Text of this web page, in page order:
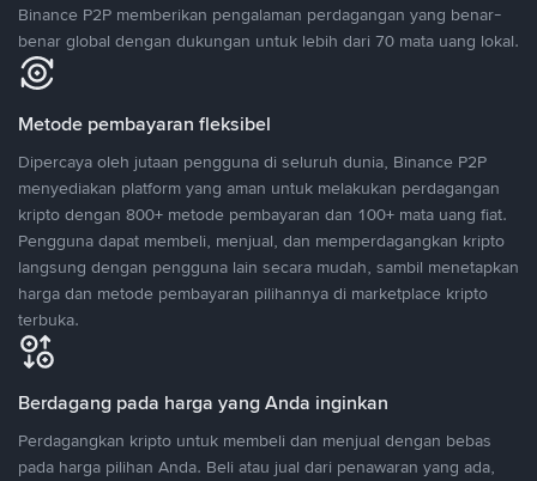
Binance P2P memberikan pengalaman perdagangan yang benar-
benar global dengan dukungan untuk lebih dari 70 mata uang lokal.
Metode pembayaran fleksibel
Dipercaya oleh jutaan pengguna di seluruh dunia, Binance P2P
menyediakan platform yang aman untuk melakukan perdagangan
kripto dengan 800+ metode pembayaran dan 100+ mata uang fiat.
Pengguna dapat membeli, menjual, dan memperdagangkan kripto
langsung dengan pengguna lain secara mudah, sambil menetapkan
harga dan metode pembayaran pilihannya di marketplace kripto
terbuka.
Berdagang pada harga yang Anda inginkan
Perdagangkan kripto untuk membeli dan menjual dengan bebas
pada harga pilihan Anda. Beli atau jual dari penawaran yang ada,